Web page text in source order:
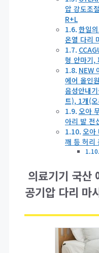
압 강도조
R+L
한일
온열 다리
형 안마기,
NEW
에어 올인
음성안내
트), 1개(
오아
아리 발 전
오아
깨 등 허리
의료기기 국산
공기압 다리 마